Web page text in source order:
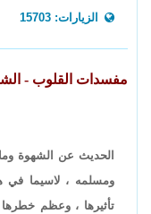
الزيارات: 15703
مفسدات القلوب -
الحديث عن الشهوة
ومسلمه ، لاسيما في
تأثيرها ، وعظم